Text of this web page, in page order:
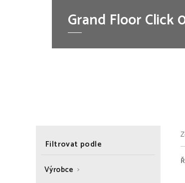
Grand Floor Click
Filtrovat podle
Výrobce